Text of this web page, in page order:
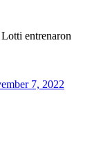
entrenaron
7, 2022